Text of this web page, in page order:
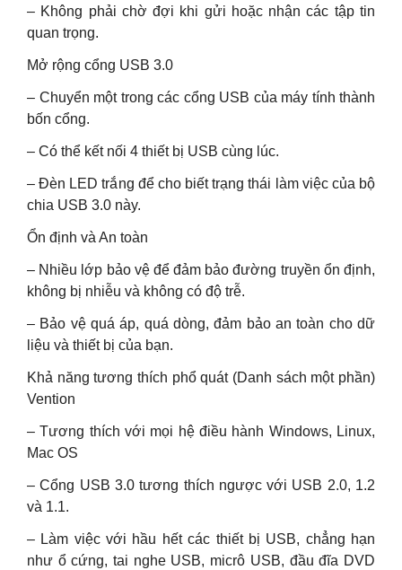
– Không phải chờ đợi khi gửi hoặc nhận các tập tin
quan trọng.
Mở rộng cổng USB 3.0
– Chuyển một trong các cổng USB của máy tính thành
bốn cổng.
– Có thể kết nối 4 thiết bị USB cùng lúc.
– Đèn LED trắng để cho biết trạng thái làm việc của bộ
chia USB 3.0 này.
Ổn định và An toàn
– Nhiều lớp bảo vệ để đảm bảo đường truyền ổn định,
không bị nhiễu và không có độ trễ.
– Bảo vệ quá áp, quá dòng, đảm bảo an toàn cho dữ
liệu và thiết bị của bạn.
Khả năng tương thích phổ quát (Danh sách một phần)
Vention
– Tương thích với mọi hệ điều hành Windows, Linux,
Mac OS
– Cổng USB 3.0 tương thích ngược với USB 2.0, 1.2
và 1.1.
– Làm việc với hầu hết các thiết bị USB, chẳng hạn
như ổ cứng, tai nghe USB, micrô USB, đầu đĩa DVD